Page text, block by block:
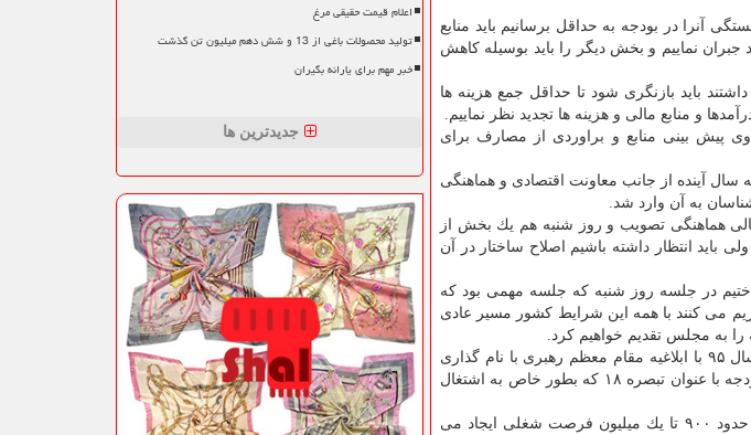
آنرا در بودجه به حداقل برسانیم باید منابع
نماییم و بخش دیگر را باید بوسیله كاهش
باید بازنگری شود تا حداقل جمع هزینه ها
و منابع مالی و هزینه ها تجدید نظر نماییم.
پیش بینی منابع و براوردی از مصارف برای
لایحه بودجه ۹۹ نگاهی نوآورانه برای بودجه سال آینده از جانب معاونت اقتصادی و هماهنگی
به آن وارد شد.
هماهنگی تصویب و روز شنبه هم یك بخش از
انتظار داشته باشیم اصلاح ساختار در آن
در جلسه روز شنبه كه جلسه مهمی بود كه
می كنند با همه این شرایط كشور مسیر عادی
وی درباره توجه به رونق تولید در لایحه بودجه سال آینده اضافه كرد: سوژه تولید و اشتغال از سال ۹۵ با ابلاغیه مقام معظم رهبری با نام گذاری
سال ها با محوریت تولید، ​ اشتغال یا اقتصاد مقاومتی عنوان شد و هر سال تبصره ای در قانون بودجه با عنوان تبصره ۱۸ كه بطور خاص به اشتغال
رئیس سازمان برنامه و بودجه اظهار داشت: بر این اساس هر سال طبق برنامه ششم توسعه حدود ۹۰۰ تا یك میلیون فرصت شغلی ایجاد می
اعلام قیمت حقیقی مرغ
تولید محصولات باغی از 13 و شش دهم میلیون تن گذشت
خبر مهم برای یارانه بگیران
جدیدترین ها